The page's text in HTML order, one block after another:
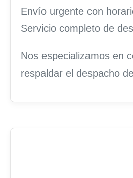
Envío urgente con
Servicio completo de
Nos especializamos en
respaldar el despacho